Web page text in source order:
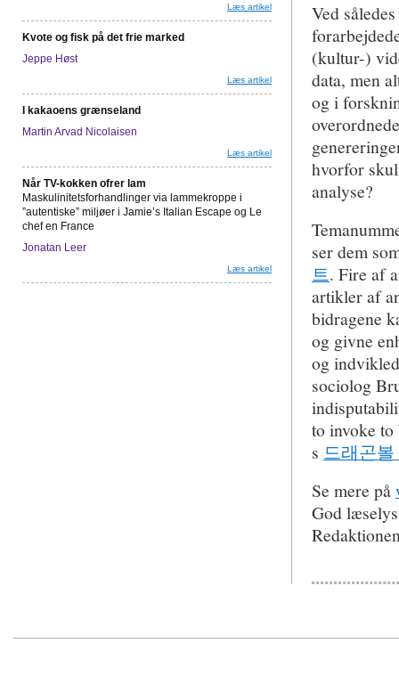
Læs artikel
Kvote og fisk på det frie marked
Jeppe Høst
Læs artikel
I kakaoens grænseland
Martin Arvad Nicolaisen
Læs artikel
Når TV-kokken ofrer lam
Maskulinitetsforhandlinger via lammekroppe i
”autentiske” miljøer i Jamie’s Italian Escape og Le
chef en France
Jonatan Leer
Læs artikel
Ved
(kultur-)
data, men
og i
hvorfor
analyse?
ser dem
트. Fire af
artikler af
bidragene
og givne
og
sociolog
to invoke
s 드래곤
Se mere på
God